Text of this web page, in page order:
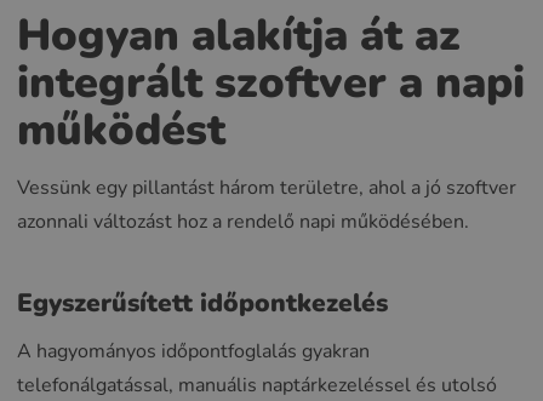
Hogyan alakítja át az
integrált szoftver a napi
működést
Vessünk egy pillantást három területre, ahol a jó szoftver
azonnali változást hoz a rendelő napi működésében.
Egyszerűsített időpontkezelés
A hagyományos időpontfoglalás gyakran
telefonálgatással, manuális naptárkezeléssel és utolsó